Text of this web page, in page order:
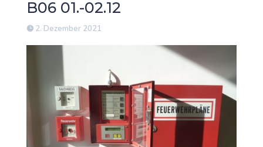
B06 01.-02.12
2. Dezember 2021